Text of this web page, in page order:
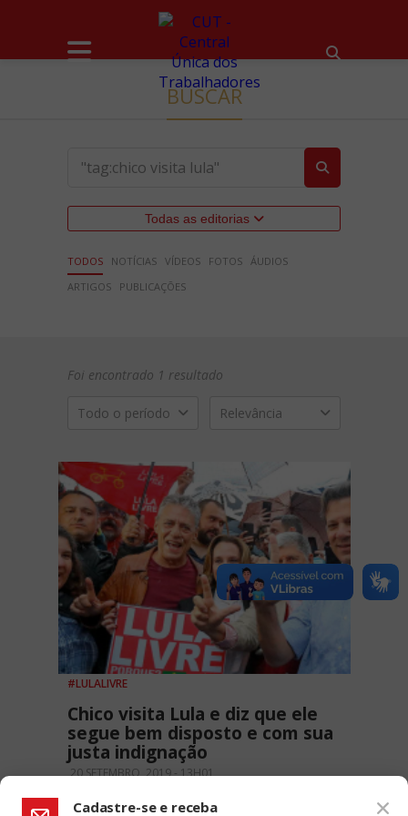
BUSCAR
Todas as editorias
TODOS NOTÍCIAS VÍDEOS FOTOS ÁUDIOS
ARTIGOS
PUBLICAÇÕES
Foi encontrado 1 resultado
Todo o período Relevância
#LULALIVRE
Chico visita Lula e diz que ele
segue bem disposto e com sua
justa indignação
20 SETEMBRO, 2019 - 13H01
Cadastre-se e receba